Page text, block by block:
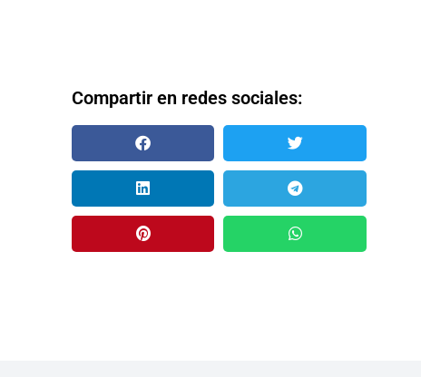
Compartir en redes sociales: